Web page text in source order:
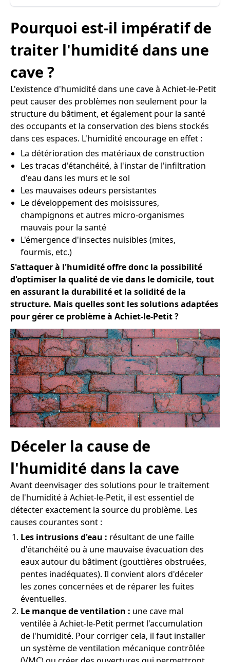
Pourquoi est-il impératif de
traiter l'humidité dans une
cave ?
L'existence d'humidité dans une cave à Achiet-le-Petit
peut causer des problèmes non seulement pour la
structure du bâtiment, et également pour la santé
des occupants et la conservation des biens stockés
dans ces espaces. L'humidité encourage en effet :
La détérioration des matériaux de construction
Les tracas d'étanchéité, à l'instar de l'infiltration
d'eau dans les murs et le sol
Les mauvaises odeurs persistantes
Le développement des moisissures,
champignons et autres micro-organismes
mauvais pour la santé
L'émergence d'insectes nuisibles (mites,
fourmis, etc.)
S'attaquer à l'humidité offre donc la possibilité
d'optimiser la qualité de vie dans le domicile, tout
en assurant la durabilité et la solidité de la
structure. Mais quelles sont les solutions adaptées
pour gérer ce problème à Achiet-le-Petit ?
Déceler la cause de
l'humidité dans la cave
Avant deenvisager des solutions pour le traitement
de l'humidité à Achiet-le-Petit, il est essentiel de
détecter exactement la source du problème. Les
causes courantes sont :
Les intrusions d'eau : résultant de une faille
d'étanchéité ou à une mauvaise évacuation des
eaux autour du bâtiment (gouttières obstruées,
pentes inadéquates). Il convient alors d'déceler
les zones concernées et de réparer les fuites
éventuelles.
Le manque de ventilation : une cave mal
ventilée à Achiet-le-Petit permet l'accumulation
de l'humidité. Pour corriger cela, il faut installer
un système de ventilation mécanique contrôlée